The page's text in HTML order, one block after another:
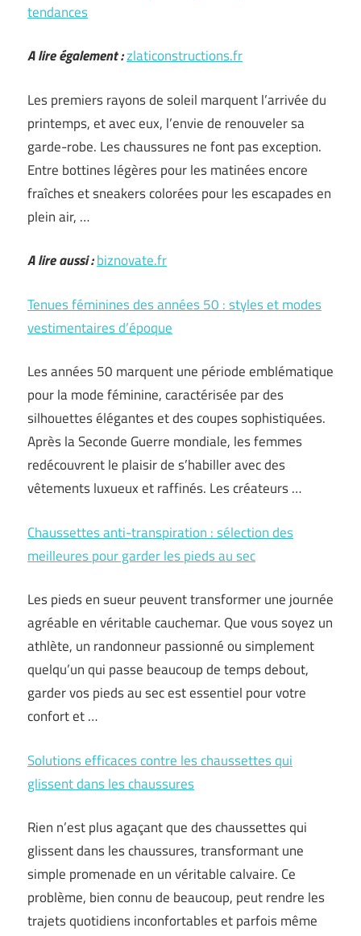
tendances
A lire également :zlaticonstructions.fr
Les premiers rayons de soleil marquent l’arrivée du
printemps, et avec eux, l’envie de renouveler sa
garde-robe. Les chaussures ne font pas exception.
Entre bottines légères pour les matinées encore
fraîches et sneakers colorées pour les escapades en
plein air, …
A lire aussi :biznovate.fr
Tenues féminines des années 50 : styles et modes
vestimentaires d’époque
Les années 50 marquent une période emblématique
pour la mode féminine, caractérisée par des
silhouettes élégantes et des coupes sophistiquées.
Après la Seconde Guerre mondiale, les femmes
redécouvrent le plaisir de s’habiller avec des
vêtements luxueux et raffinés. Les créateurs …
Chaussettes anti-transpiration : sélection des
meilleures pour garder les pieds au sec
Les pieds en sueur peuvent transformer une journée
agréable en véritable cauchemar. Que vous soyez un
athlète, un randonneur passionné ou simplement
quelqu’un qui passe beaucoup de temps debout,
garder vos pieds au sec est essentiel pour votre
confort et …
Solutions efficaces contre les chaussettes qui
glissent dans les chaussures
Rien n’est plus agaçant que des chaussettes qui
glissent dans les chaussures, transformant une
simple promenade en un véritable calvaire. Ce
problème, bien connu de beaucoup, peut rendre les
trajets quotidiens inconfortables et parfois même